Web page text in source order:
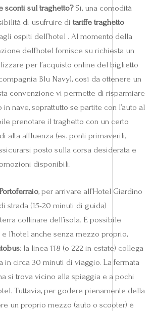
sconti sul traghetto?Sì, una comodità
di usufruire di tariffe traghetto
ospiti dell’hotel . Al momento della
dell’hotel fornisce su richiesta un
per l’acquisto online del biglietto
Blu Navy), così da ottenere un
convenzione vi permette di risparmiare
nave, soprattutto se partite con l’auto al
prenotare il traghetto con un certo
alta affluenza (es. ponti primaverili,
posto sulla corsa desiderata e
disponibili.
Portoferraio, per arrivare all’Hotel Giardino
strada (15-20 minuti di guida)
collinare dell’isola. È possibile
l’hotel anche senza mezzo proprio,
: la linea 118 (o 222 in estate) collega
in circa 30 minuti di viaggio. La fermata
si trova vicino alla spiaggia e a pochi
Tuttavia, per godere pienamente della
un proprio mezzo (auto o scooter) è